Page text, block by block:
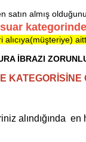
satın almış
İBRAZI
alındığında